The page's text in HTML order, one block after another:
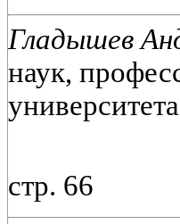
Гладышев
наук,
стр. 66